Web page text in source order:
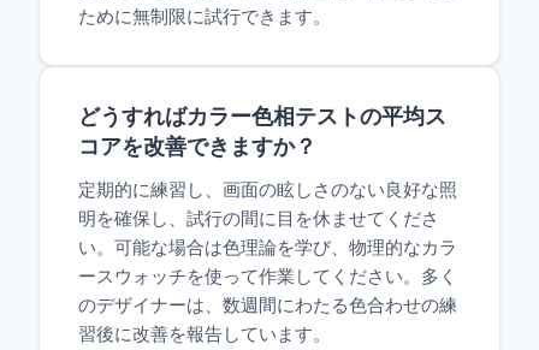
ために無制限に試行できます。
どうすればカラー色相テストの平均ス
コアを改善できますか？
定期的に練習し、画面の眩しさのない良好な照
明を確保し、試行の間に目を休ませてくださ
い。可能な場合は色理論を学び、物理的なカラ
ースウォッチを使って作業してください。多く
のデザイナーは、数週間にわたる色合わせの練
習後に改善を報告しています。